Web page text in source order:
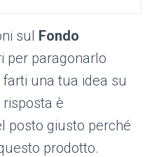
T
sul Fondo
per paragonarlo
una tua idea su
è
posto giusto perché
prodotto.